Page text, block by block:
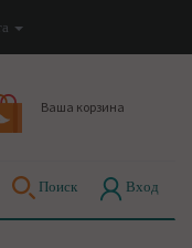
Ваша корзина
Поиск Вход